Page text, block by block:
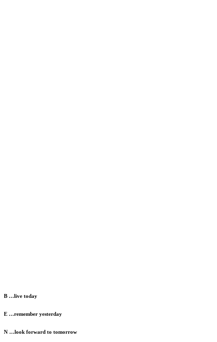
B …live today
E …remember yesterday
N …look forward to tomorrow